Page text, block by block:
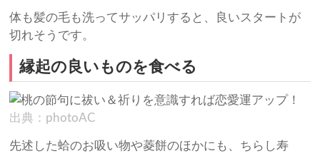
体も髪の毛も洗ってサッパリすると、良いスタートが
切れそうです。
縁起の良いものを食べる
出典：photoAC
先述した蛤のお吸い物や菱餅のほかにも、ちらし寿